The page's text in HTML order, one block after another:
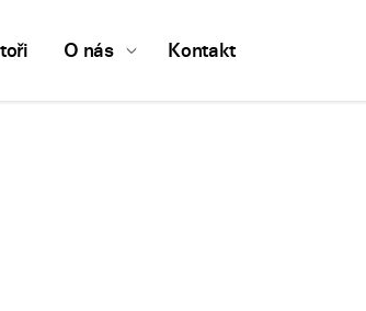
O nás Kontakt